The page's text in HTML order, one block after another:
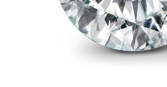
SALON SPRZEDAŻY